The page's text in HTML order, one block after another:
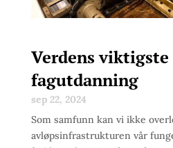
Verdens
fagutdanning
sep 22, 2024
Som samfunn kan vi ikke
avløpsinfrastrukturen vår